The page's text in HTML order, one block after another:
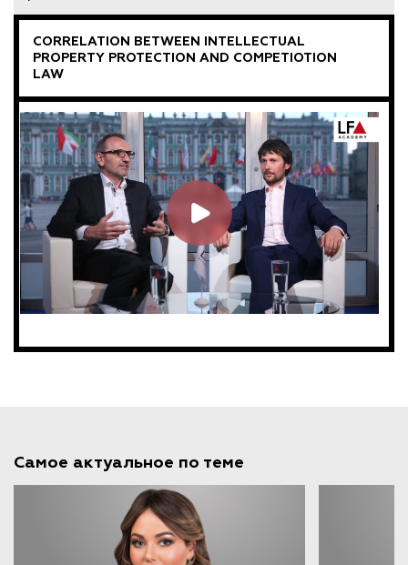
CORRELATION BETWEEN INTELLECTUAL
PROPERTY PROTECTION AND COMPETIOTION
LAW
Самое актуальное по теме